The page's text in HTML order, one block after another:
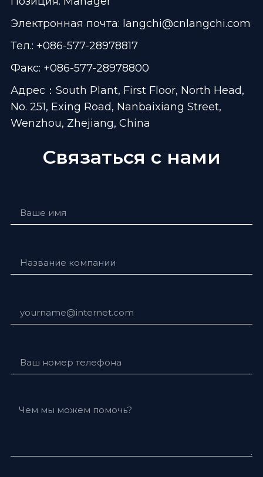
Электронная почта: langchi@cnlangchi.com
Тел.: +086-577-28978817
Факс: +086-577-28978800
Адрес：South Plant, First Floor, North Head,
No. 251, Exing Road, Nanbaixiang Street,
Wenzhou, Zhejiang, China
Связаться с нами